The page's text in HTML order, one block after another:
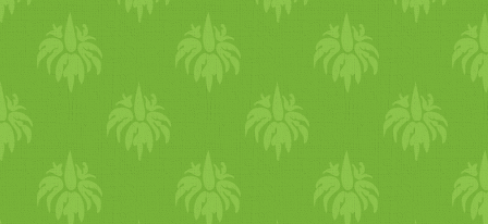
összeturmixoljuk a
rizstejszínnel, sztíviával,
almával és vaníliával, majd
zöld, gyümölcs, gyógyteák
igény szerint 6. NAP
- Málnás-amarántos
szójajoghurt pirított